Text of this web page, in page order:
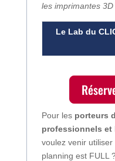
les imprimantes
Le Lab du
Pour les porteurs
professionnels et
voulez venir
planning est FULL